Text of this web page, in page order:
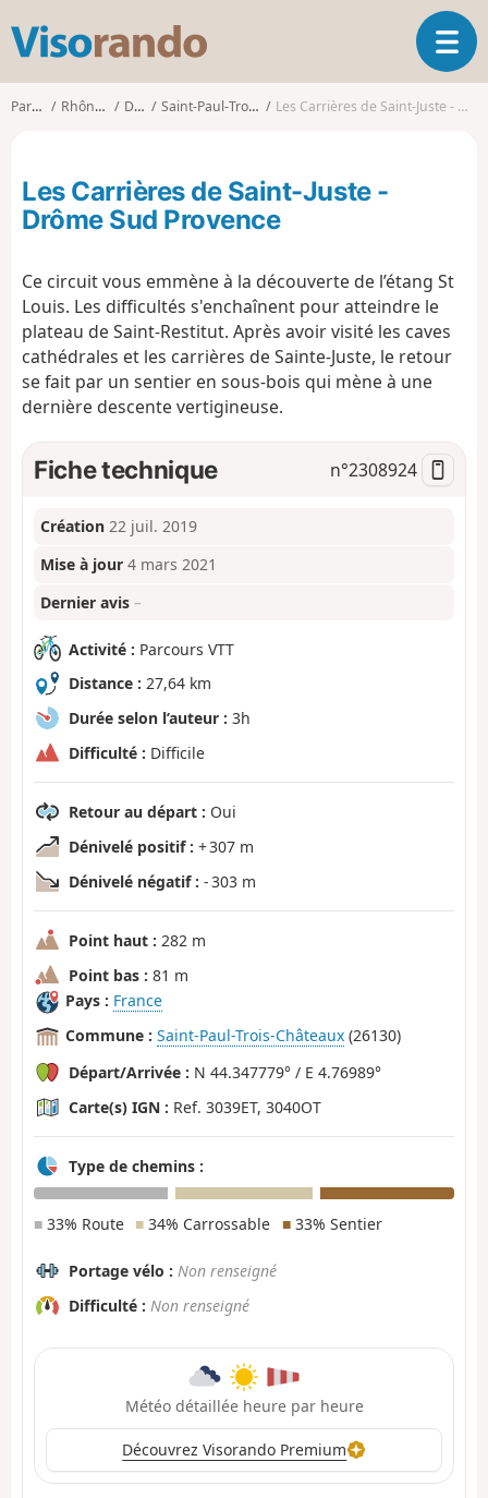
s
o
d
o
O
u
v
g
a
n
Parcours Rhône-Alpes Drôme Saint-Paul-Trois-Châteaux Les Carrières de Saint-Juste - Drôme Sud Provence
Les Carrières de Saint-Juste -
Drôme Sud Provence
Ce circuit vous emmène à la découverte de l’étang St
Louis. Les difficultés s'enchaînent pour atteindre le
plateau de Saint-Restitut. Après avoir visité les caves
cathédrales et les carrières de Sainte-Juste, le retour
se fait par un sentier en sous-bois qui mène à une
dernière descente vertigineuse.
Fiche technique n°2308924
Création 22 juil. 2019
Mise à jour 4 mars 2021
Dernier avis –
Activité : Parcours VTT
Distance : 27,64 km
Durée selon l’auteur : 3h
Difficulté : Difficile
Retour au départ : Oui
Dénivelé positif : + 307 m
Dénivelé négatif : - 303 m
Point haut : 282 m
Point bas : 81 m
Pays : France
Commune : Saint-Paul-Trois-Châteaux (26130)
Départ/Arrivée : N 44.347779° / E 4.76989°
Carte(s) IGN : Ref. 3039ET, 3040OT
Type de chemins :
■ 33% Route ■ 34% Carrossable ■33% Sentier
Portage vélo : Non renseigné
Difficulté : Non renseigné
Météo détaillée heure par heure
Découvrez Visorando Premium